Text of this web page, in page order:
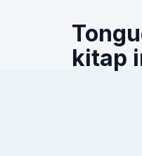
kitap